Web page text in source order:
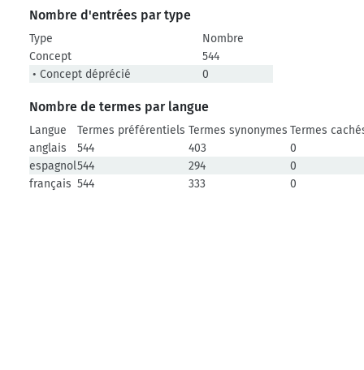
Nombre d'entrées par type
Type
Nombre
Concept
544
• Concept déprécié
0
Nombre de termes par langue
Langue Termes préférentiels Termes synonymes Termes
anglais
544 403
0
espagnol544 294
0
français 544 333 0